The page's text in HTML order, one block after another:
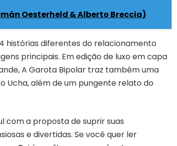
Oesterheld & Alberto Breccia)
histórias diferentes do relacionamento
principais. Em edição de luxo em capa
A Garota Bipolar traz também uma
Ucha, além de um pungente relato do
com a proposta de suprir suas
e divertidas. Se você quer ler